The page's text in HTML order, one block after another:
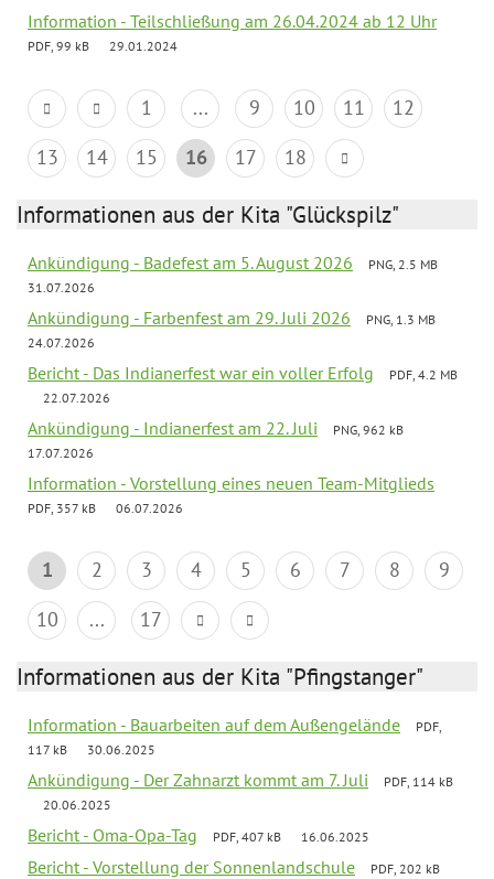
Information - Teilschließung am 26.04.2024 ab 12 Uhr
PDF, 99 kB 29.01.2024
1 ... 9 10 11
12
13
14 15 16 17 18
Informationen aus der Kita "Glückspilz"
Ankündigung - Badefest am 5. August 2026
PNG, 2.5 MB
31.07.2026
Ankündigung - Farbenfest am 29. Juli 2026
PNG, 1.3 MB
24.07.2026
Bericht - Das Indianerfest war ein voller Erfolg
PDF, 4.2 MB
22.07.2026
Ankündigung - Indianerfest am 22. Juli
PNG, 962 kB
17.07.2026
Information - Vorstellung eines neuen Team-Mitglieds
PDF, 357 kB 06.07.2026
1 2 3 4 5 6 7 8
9
10
... 17
Informationen aus der Kita "Pfingstanger"
Information - Bauarbeiten auf dem Außengelände
PDF,
117 kB
30.06.2025
Ankündigung - Der Zahnarzt kommt am 7. Juli
PDF, 114 kB
20.06.2025
Bericht - Oma-Opa-Tag PDF, 407 kB 16.06.2025
Bericht - Vorstellung der Sonnenlandschule
PDF, 202 kB